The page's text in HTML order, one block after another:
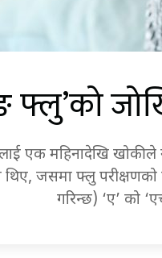
फ्लु’को
एक महिनादेखि
थिए, जसमा फ्लु
गरिन्छ) ‘ए’ को